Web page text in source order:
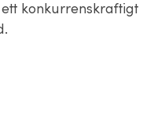
konkurrenskraftigt